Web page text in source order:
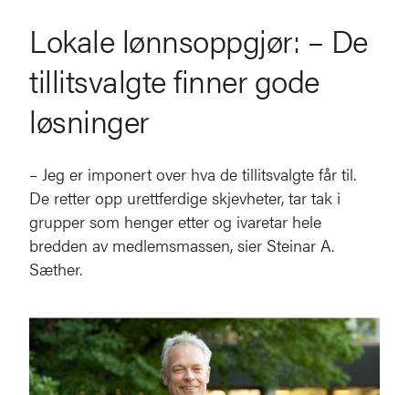
Lokale lønnsoppgjør: – De
tillitsvalgte finner gode
løsninger
– Jeg er imponert over hva de tillitsvalgte får til.
De retter opp urettferdige skjevheter, tar tak i
grupper som henger etter og ivaretar hele
bredden av medlemsmassen, sier Steinar A.
Sæther.